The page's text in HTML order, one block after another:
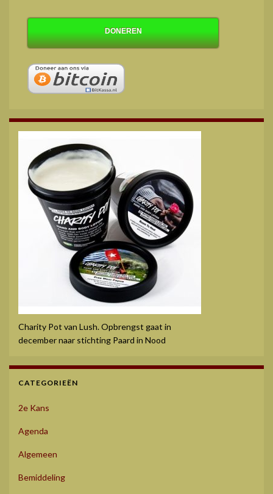
DONEREN
Charity Pot van Lush. Opbrengst gaat in
december naar stichting Paard in Nood
CATEGORIEËN
2e Kans
Agenda
Algemeen
Bemiddeling